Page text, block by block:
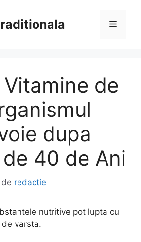
Meniu
de
dupa
40 de Ani
de redactie
nutritive pot lupta cu
varsta.